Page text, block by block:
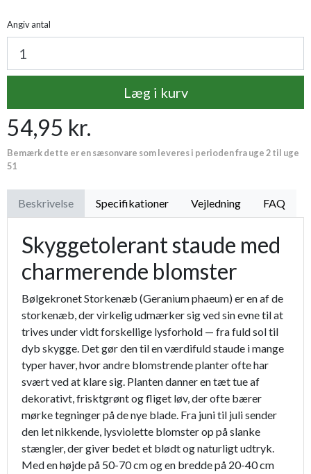
Angiv antal
Læg i kurv
54,95 kr.
Bemærk dette er en sæsonvare som leveres i perioden fra uge 2 til uge
51
Beskrivelse Specifikationer Vejledning FAQ
Skyggetolerant staude med
charmerende blomster
Bølgekronet Storkenæb (Geranium phaeum) er en af de
storkenæb, der virkelig udmærker sig ved sin evne til at
trives under vidt forskellige lysforhold — fra fuld sol til
dyb skygge. Det gør den til en værdifuld staude i mange
typer haver, hvor andre blomstrende planter ofte har
svært ved at klare sig. Planten danner en tæt tue af
dekorativt, frisktgrønt og fliget løv, der ofte bærer
mørke tegninger på de nye blade. Fra juni til juli sender
den let nikkende, lysviolette blomster op på slanke
stængler, der giver bedet et blødt og naturligt udtryk.
Med en højde på 50-70 cm og en bredde på 20-40 cm